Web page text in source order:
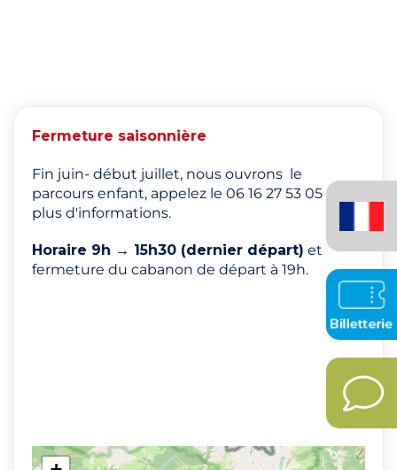
Fermeture saisonnière
Fin juin- début juillet, nous ouvrons le
parcours enfant, appelez le 06 16 27 53 05 pour
plus d'informations.
Horaire 9h → 15h30 (dernier départ) et
fermeture du cabanon de départ à 19h.